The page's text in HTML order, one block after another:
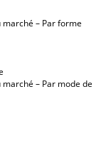
– Par forme
– Par mode de